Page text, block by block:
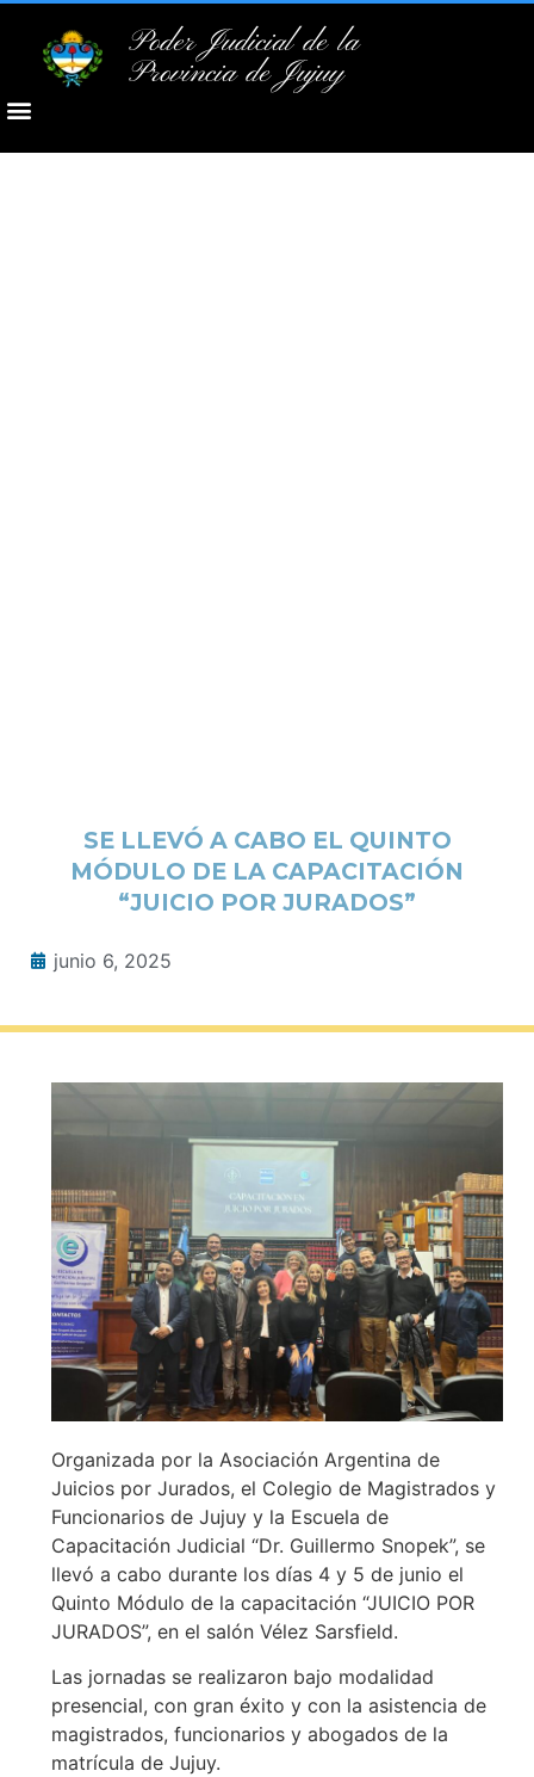
Poder Judicial de la
Provincia de Jujuy
SE LLEVÓ A CABO EL QUINTO
MÓDULO DE LA CAPACITACIÓN
“JUICIO POR JURADOS”
junio 6, 2025
Organizada por la Asociación Argentina de
Juicios por Jurados, el Colegio de Magistrados y
Funcionarios de Jujuy y la Escuela de
Capacitación Judicial “Dr. Guillermo Snopek”, se
llevó a cabo durante los días 4 y 5 de junio el
Quinto Módulo de la capacitación “JUICIO POR
JURADOS”, en el salón Vélez Sarsfield.
Las jornadas se realizaron bajo modalidad
presencial, con gran éxito y con la asistencia de
magistrados, funcionarios y abogados de la
matrícula de Jujuy.